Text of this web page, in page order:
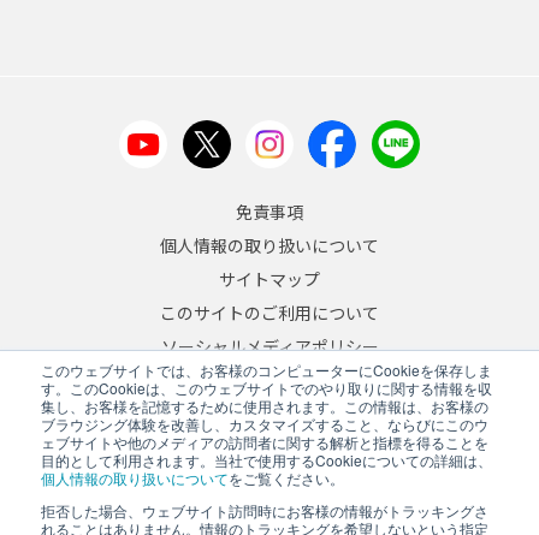
このウェブサイトでは、お客様のコンピューターにCookieを保存しま
す。このCookieは、このウェブサイトでのやり取りに関する情報を収
集し、お客様を記憶するために使用されます。この情報は、お客様の
ブラウジング体験を改善し、カスタマイズすること、ならびにこのウ
ェブサイトや他のメディアの訪問者に関する解析と指標を得ることを
目的として利用されます。当社で使用するCookieについての詳細は、
個人情報の取り扱いについてをご覧ください。
拒否した場合、ウェブサイト訪問時にお客様の情報がトラッキングさ
れることはありません。情報のトラッキングを希望しないという指定
免責事項
個人情報の取り扱いについて
サイトマップ
このサイトのご利用について
ソーシャルメディアポリシー
反社会的勢力への対応について
JA/EN
Copyright © 2026 A&D Company, Limited